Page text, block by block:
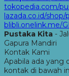
tokopedia.com/
lazada.co.id/shop/
blibli.onelink.me/
Pustaka Kita -
Gapura Mandiri
Kontak Kami
Apabila ada yang
kontak di bawah